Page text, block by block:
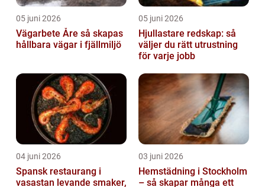
05 juni 2026
Vägarbete Åre så skapas
hållbara vägar i fjällmiljö
05 juni 2026
Hjullastare redskap: så
väljer du rätt utrustning
för varje jobb
04 juni 2026
Spansk restaurang i
vasastan levande smaker,
03 juni 2026
Hemstädning i Stockholm
– så skapar många ett